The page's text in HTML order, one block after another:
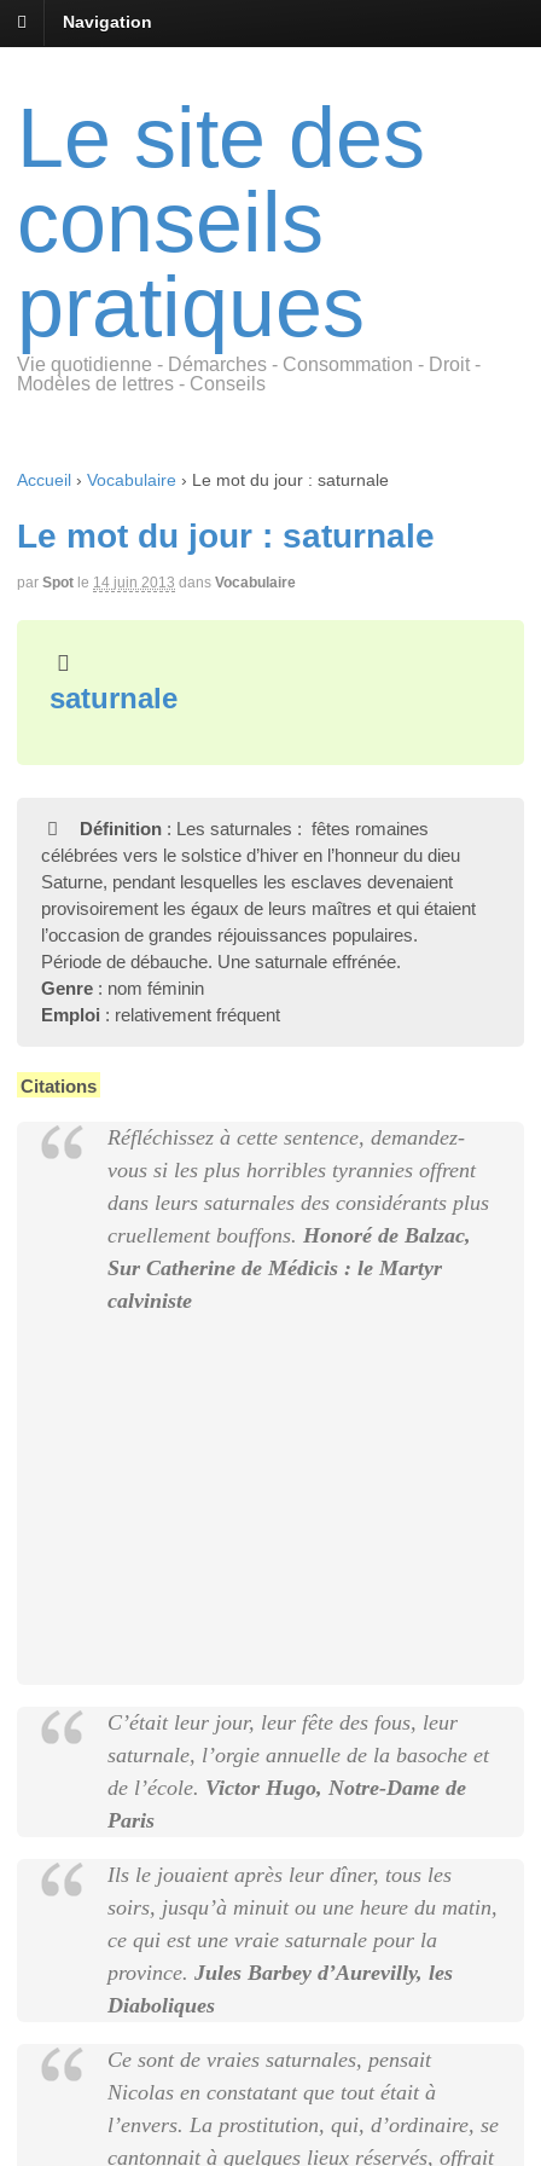
Navigation
Le site des
conseils
pratiques
Vie quotidienne - Démarches - Consommation - Droit -
Modèles de lettres - Conseils
Accueil › Vocabulaire › Le mot du jour : saturnale
Le mot du jour : saturnale
par Spot le 14 juin 2013 dans Vocabulaire
saturnale
Définition: Les saturnales : fêtes romaines
célébrées vers le solstice d’hiver en l’honneur du dieu
Saturne, pendant lesquelles les esclaves devenaient
provisoirement les égaux de leurs maîtres et qui étaient
l’occasion de grandes réjouissances populaires.
Période de débauche. Une saturnale effrénée.
Genre : nom féminin
Emploi : relativement fréquent
Citations
Réfléchissez à cette sentence, demandez-
vous si les plus horribles tyrannies offrent
dans leurs saturnales des considérants plus
cruellement bouffons. Honoré de Balzac,
Sur Catherine de Médicis : le Martyr
calviniste
C’était leur jour, leur fête des fous, leur
saturnale, l’orgie annuelle de la basoche et
de l’école. Victor Hugo, Notre-Dame de
Paris
Ils le jouaient après leur dîner, tous les
soirs, jusqu’à minuit ou une heure du matin,
ce qui est une vraie saturnale pour la
province. Jules Barbey d’Aurevilly, les
Diaboliques
Ce sont de vraies saturnales, pensait
Nicolas en constatant que tout était à
l’envers. La prostitution, qui, d’ordinaire, se
cantonnait à quelques lieux réservés, offrait